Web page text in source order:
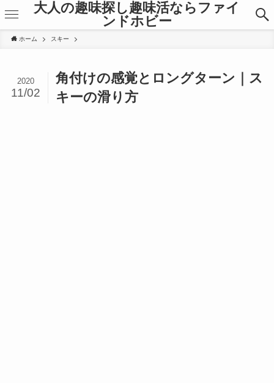
大人の趣味探し趣味活ならファイ
ンドホビー
ホーム スキー
角付けの感覚とロングターン｜ス
キーの滑り方
2020
11/02